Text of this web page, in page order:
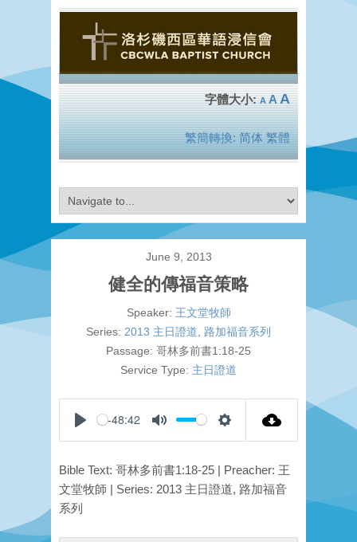
A A A
繁簡轉換: 简体 繁體
June 9, 2013
健全的傳福音策略
Speaker: 王文堂牧師
Series: 2013 主日證道
路加福音系列
Passage: 哥林多前書1:18-25
Service Type: 主日證道
Play
-48:42
Mute Settings
Bible Text: 哥林多前書1:18-25 | Preacher: 王
文堂牧師 | Series: 2013 主日證道, 路加福音
系列